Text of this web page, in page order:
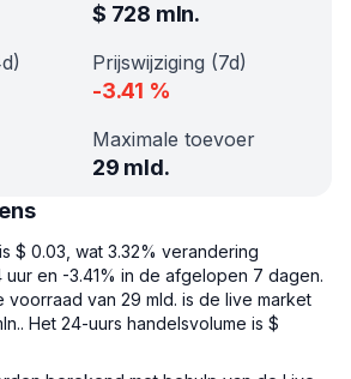
$ 728 mln.
Prijswijziging (7d)
-3.41 %
Maximale toevoer
29 mld.
$ 0.03, wat 3.32% verandering
en -3.41% in de afgelopen 7 dagen.
van 29 mld. is de live market
Het 24-uurs handelsvolume is $